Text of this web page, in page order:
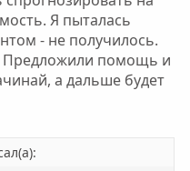
Я пыталась
- не получилось.
Предложили помощь и
а дальше будет